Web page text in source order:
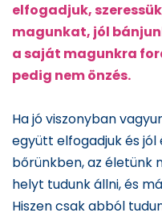
elfogadjuk,
magunkat, jól
a saját magunkra
pedig nem önzés.
Ha jó viszonyban
együtt elfogadjuk és
bőrünkben, az életünk
helyt tudunk állni, és
Hiszen csak abból